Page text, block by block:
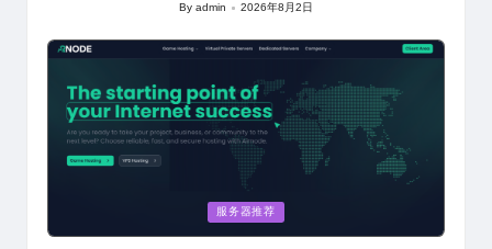
Posted
Byadmin 2026年8月2日
in
服务器推荐